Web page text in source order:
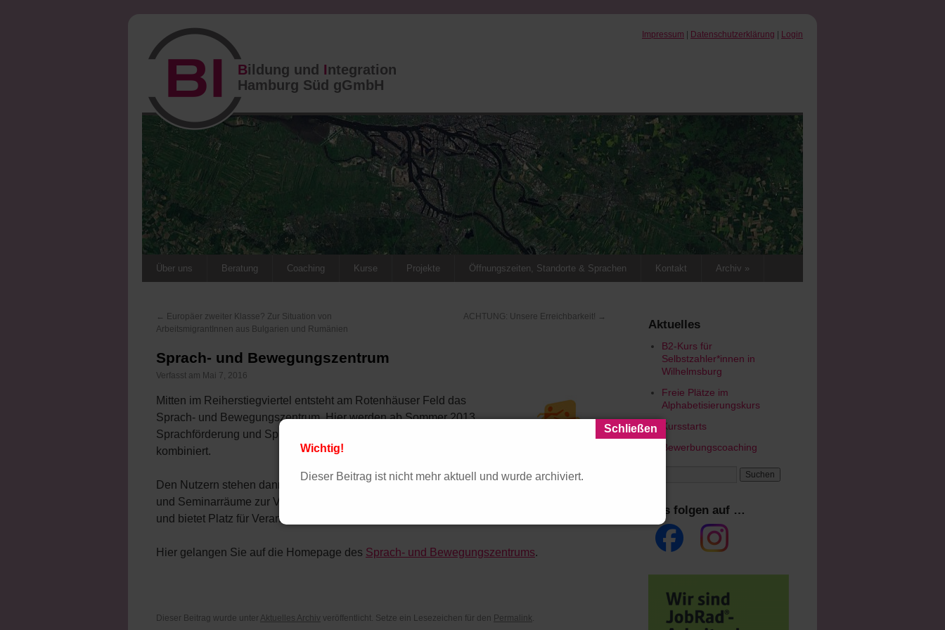
Bildung und Integration
Hamburg Süd gGmbH
Impressum Datenschutzerklärung Login
Über uns Beratung Coaching Kurse Projekte Öffnungszeiten, Standorte & Sprachen Kontakt Archiv »
← Europäer zweiter Klasse? Zur Situation von
ArbeitsmigrantInnen aus Bulgarien und Rumänien
ACHTUNG: Unsere Erreichbarkeit! →
Sprach- und Bewegungszentrum
Verfasst am Mai 7, 2016
Mitten im Reiherstiegviertel entsteht am Rotenhäuser Feld das
Sprach- und Bewegungszentrum. Hier werden ab Sommer 2013
Sprachförderung und Spracherwerb mit Bewegungsangeboten
kombiniert.
Den Nutzern stehen dann eine Zweifeld-Sporthalle, Bewegungs-
und Seminarräume zur Verfügung. Das Foyer mit Café hat Zugang zum umliegenden Park
und bietet Platz für Veranstaltungen.
Hier gelangen Sie auf die Homepage des Sprach- und Bewegungszentrums.
Dieser Beitrag wurde unterAktuelles Archiv veröffentlicht. Setze ein Lesezeichen für den Permalink.
Aktuelles
B2-Kurs für
Selbstzahler*innen in
Wilhelmsburg
Freie Plätze im
Alphabetisierungskurs
Kursstarts
Bewerbungscoaching
Uns folgen auf …
Wichtig!
Dieser Beitrag ist nicht mehr aktuell und wurde archiviert.